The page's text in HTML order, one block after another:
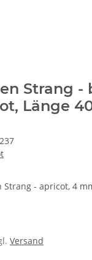
Strang -
Länge
- apricot, 4
Versand